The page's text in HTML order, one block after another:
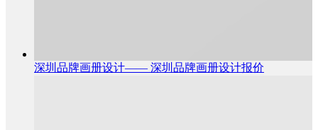
深圳品牌画册设计—— 深圳品牌画册设计报价